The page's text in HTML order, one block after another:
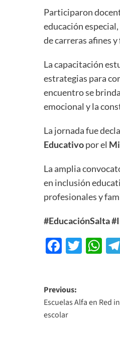
Participaron
educación
de carreras afines
La capacitación
estrategias para
encuentro se
emocional y la
La jornada fue
Educativopor el
La amplia
en inclusión
profesionales y
#EducaciónSalta
Previous:
Escuelas Alfa en Red
escolar